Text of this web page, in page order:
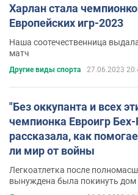
Харлан стала
Европейских игр-2023
Наша соотечественница
матч
Другие виды спорта 27.06.2023
"Без оккупанта и всех
чемпионка Евроигр
рассказала, как
ли мир от войны
Легкоатлетка после
вынуждена была покинуть дом